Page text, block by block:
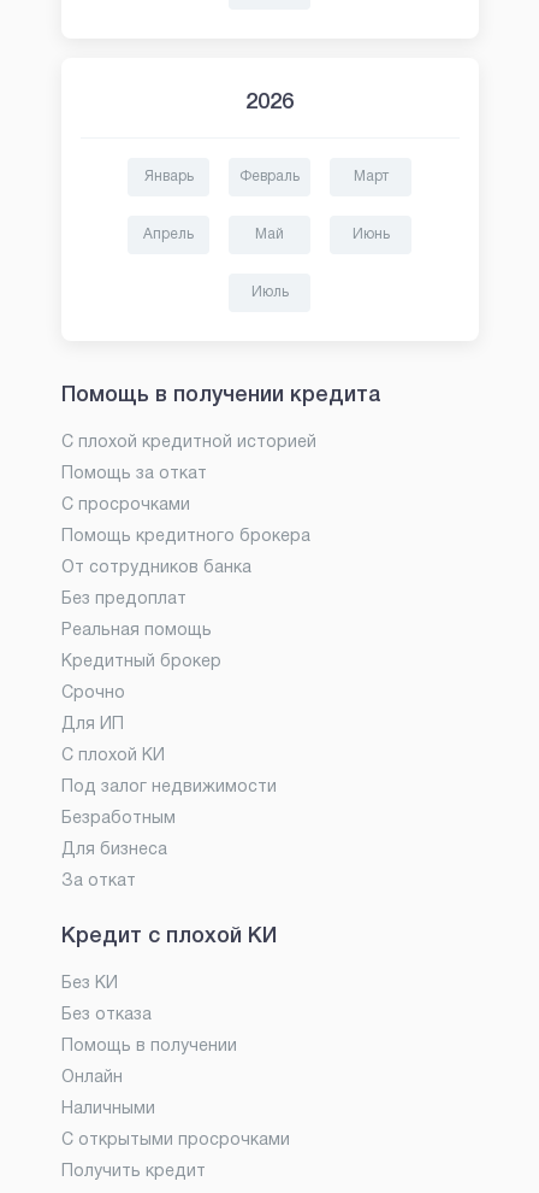
2026
Январь Февраль Март
Апрель Май Июнь
Июль
Помощь в получении кредита
С плохой кредитной историей
Помощь за откат
С просрочками
Помощь кредитного брокера
От сотрудников банка
Без предоплат
Реальная помощь
Кредитный брокер
Срочно
Для ИП
С плохой КИ
Под залог недвижимости
Безработным
Для бизнеса
За откат
Кредит с плохой КИ
Без КИ
Без отказа
Помощь в получении
Онлайн
Наличными
С открытыми просрочками
Получить кредит